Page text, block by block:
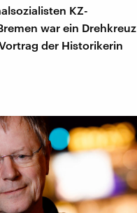
KZ-
war ein Drehkreuz
der Historikerin